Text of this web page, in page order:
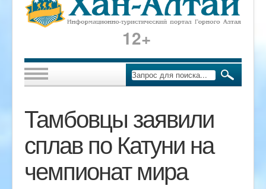
12+
Тамбовцы заявили
сплав по Катуни на
чемпионат мира